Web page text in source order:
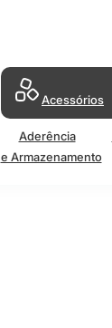
Acessórios
Aderência
e Armazenamento